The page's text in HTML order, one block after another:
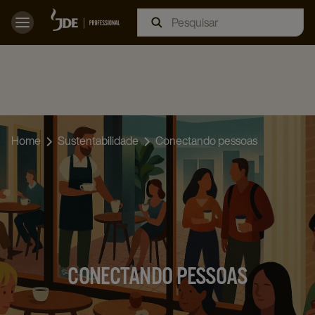
Skip
to
Main
Home Sustentabilidade Conectando pessoas
CONECTANDO PESSOAS